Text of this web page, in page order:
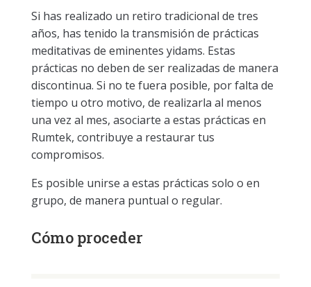
Si has realizado un retiro tradicional de tres
años, has tenido la transmisión de prácticas
meditativas de eminentes yidams. Estas
prácticas no deben de ser realizadas de manera
discontinua. Si no te fuera posible, por falta de
tiempo u otro motivo, de realizarla al menos
una vez al mes, asociarte a estas prácticas en
Rumtek, contribuye a restaurar tus
compromisos.
Es posible unirse a estas prácticas solo o en
grupo, de manera puntual o regular.
Cómo proceder